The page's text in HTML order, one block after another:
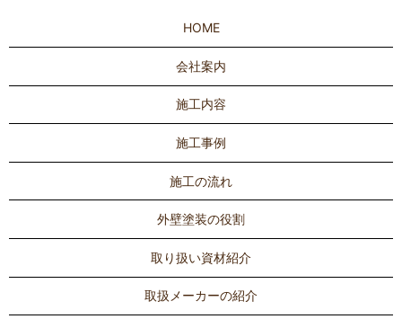
HOME
会社案内
施工内容
施工事例
施工の流れ
外壁塗装の役割
取り扱い資材紹介
取扱メーカーの紹介